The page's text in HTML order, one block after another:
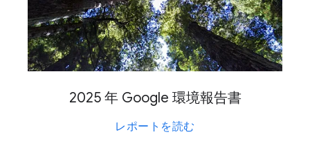
2025 年 Google 環境報告書
レポートを​読む